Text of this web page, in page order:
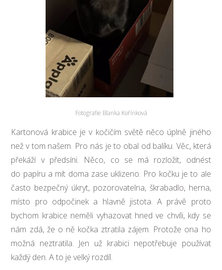
Fotografie Blanka Kořínková
Kartonová krabice je v kočičím světě něco úplně jiného
než v tom našem. Pro nás je to obal od balíku. Věc, která
překáží v předsíni. Něco, co se má rozložit, odnést
do papíru a mít doma zase uklizeno. Pro kočku je to ale
často bezpečný úkryt, pozorovatelna, škrabadlo, herna,
místo pro odpočinek a hlavně jistota. A právě proto
bychom krabice neměli vyhazovat hned ve chvíli, kdy se
nám zdá, že o ně kočka ztratila zájem. Protože ona ho
možná neztratila. Jen už krabici nepotřebuje používat
každý den. A to je velký rozdíl.